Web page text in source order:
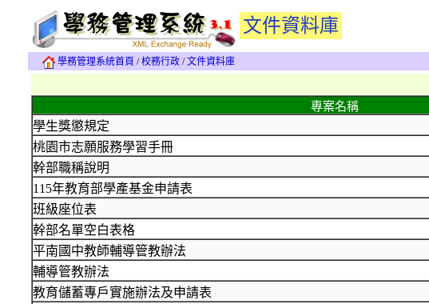
文件資料庫
學務管理系統首頁 /校務行政 /文件資料庫
專案名稱
學生獎懲規定
桃園市志願服務學習手冊
幹部職稱說明
115年教育部學產基金申請表
班級座位表
幹部名單空白表格
平南國中教師輔導管教辦法
輔導管教辦法
教育儲蓄專戶實施辦法及申請表